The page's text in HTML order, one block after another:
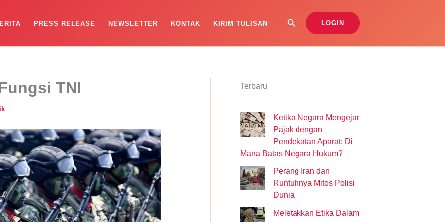
PRESS RELEASE NEWSLETTER KONTAK KIRIM TULISAN Search LOGIN
TNI Terbaru
Ketika Negara Mengejar
Pajak dengan
Pendekatan Aparat: Di
Mana Batas Negara Hukum?
Perang Iran dan
Runtuhnya Mitos Polisi
Dunia
Meletakkan Etika Dalam